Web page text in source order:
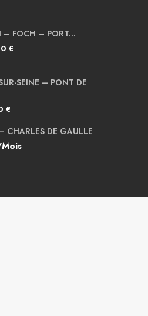
– FOCH – PORT...
€
SEINE – PONT DE
€
CHARLES DE GAULLE